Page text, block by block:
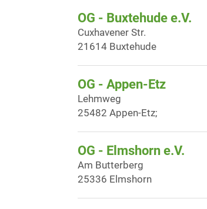
OG - Buxtehude e.V.
Cuxhavener Str.
21614 Buxtehude
OG - Appen-Etz
Lehmweg
25482 Appen-Etz;
OG - Elmshorn e.V.
Am Butterberg
25336 Elmshorn